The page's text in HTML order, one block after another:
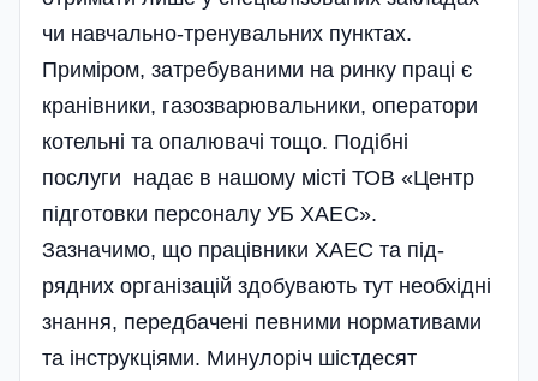
чи навчально-тренувальних пунктах.
Приміром, затребуваними на ринку праці є
кра­нівники, газозварювальники, опе­ра­тори
котельні та опалювачі тощо. Подібні
послуги на­дає в нашому місті ТОВ «Центр
під­готовки персоналу УБ ХАЕС».
Зазначимо, що праців­ники ХАЕС та під­
рядних організацій здобувають тут необхідні
знання, передбачені певними нор­мативами
та інструкціями. Минулоріч шістдесят